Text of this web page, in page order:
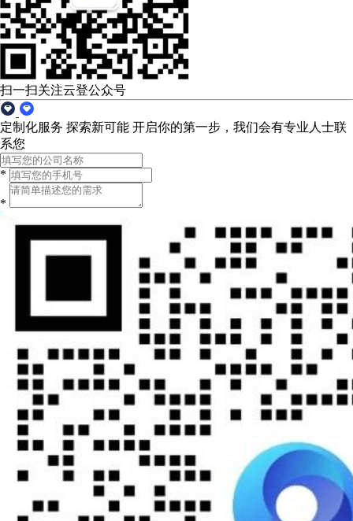
扫一扫关注云登公众号
定制化服务 探索新可能 开启你的第一步，我们会有专业人士联
系您
*
*